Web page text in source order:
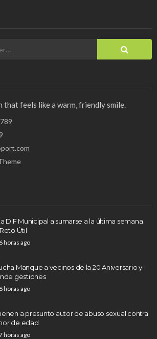
feels like a warm, friendly smile.
DIF Municipal a sumarse a la última semana
Útil
horas ago
Manque a vecinos de la 20 Aniversario y
gestiones
horas ago
a presunto autor de abuso sexual contra
de edad
horas ago